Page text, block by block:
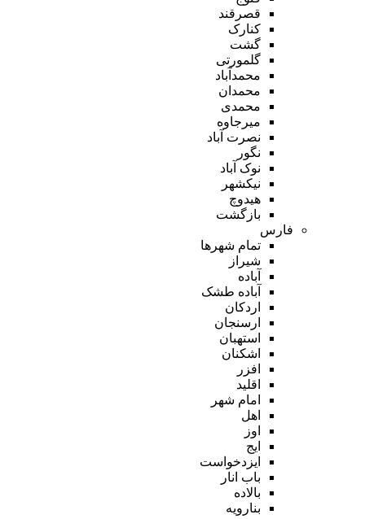
قصرقند
کنارک
گشت
گلمورتی
محمدآباد
محمدان
محمدی
میرجاوه
نصرت آباد
نگور
نوک آباد
نیکشهر
هیدوچ
بازگشت
فارس
تمام شهر‌ها
شیراز
آباده
آباده طشک
اردکان
ارسنجان
استهبان
اشکنان
افزر
اقلید
امام شهر
اهل
اوز
ایج
ایزدخواست
باب انار
بالاده
بنارویه